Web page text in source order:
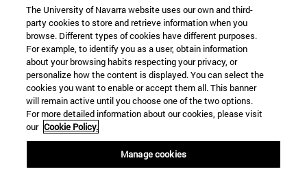
Información
TFNO +34 948 42 56 00
¿QUÉ GRADO TE INTERESA?
¿QUÉ MÁSTER TE INTERESA?
© Universidad de Navarra
Información legal
Accesibilidad
Configuración de cookies
The University of Navarra website uses our own and third-
party cookies to store and retrieve information when you
browse. Different types of cookies have different purposes.
For example, to identify you as a user, obtain information
about your browsing habits respecting your privacy, or
personalize how the content is displayed. You can select the
cookies you want to enable or accept them all. This banner
will remain active until you choose one of the two options.
For more detailed information about our cookies, please visit
our Cookie Policy.
Manage cookies